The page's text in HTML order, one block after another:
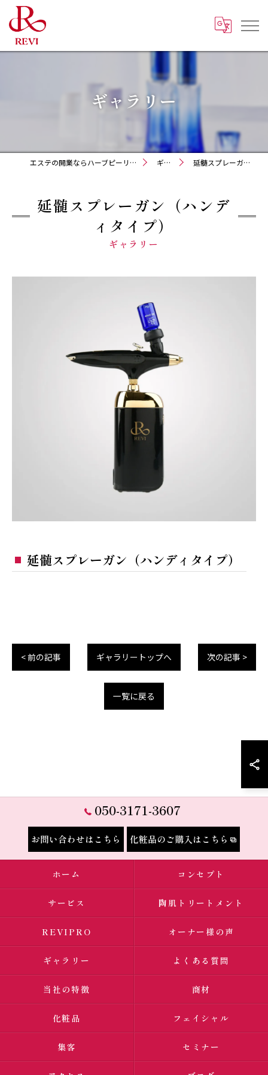
ギャラリー
エステの開業ならハーブピーリング REVI化粧品 正規取扱販売会社 ギャラリー 延髄スプレーガン（ハンディタイプ）
ギャラリー
延髄スプレーガン（ハンデ
ィタイプ）
延髄スプレーガン（ハンディタイプ）
< 前の記事 ギャラリートップへ 次の記事 >
一覧に戻る
050-3171-3607
お問い合わせはこちら 化粧品のご購入はこちら
ホーム コンセプト
サービス 陶肌トリートメント
REVIPRO オーナー様の声
ギャラリー よくある質問
当社の特徴 商材
化粧品 フェイシャル
集客 セミナー